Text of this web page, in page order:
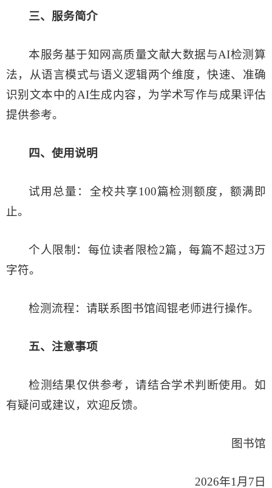
三、服务简介
本服务基于知网高质量文献大数据与AI检测算
法，从语言模式与语义逻辑两个维度，快速、准确
识别文本中的AI生成内容，为学术写作与成果评估
提供参考。
四、使用说明
试用总量：全校共享100篇检测额度，额满即
止。
个人限制：每位读者限检2篇，每篇不超过3万
字符。
检测流程：请联系图书馆阎锟老师进行操作。
五、注意事项
检测结果仅供参考，请结合学术判断使用。如
有疑问或建议，欢迎反馈。
图书馆
2026年1月7日